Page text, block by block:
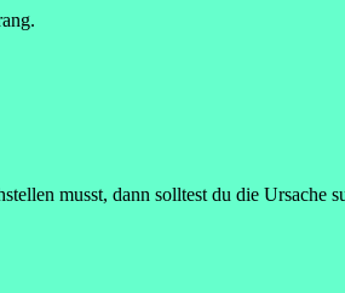
musst, dann solltest du die Ursache